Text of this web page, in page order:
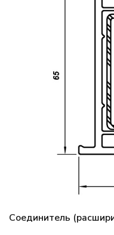
Соединитель